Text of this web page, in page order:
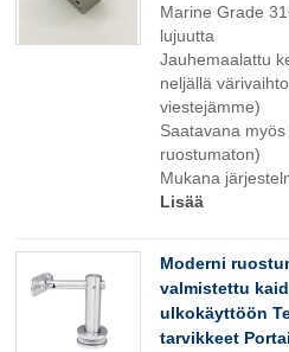
Marine Grade
lujuutta
Jauhemaalattu
neljällä
viestejämme)
Saatavana
ruostumaton)
Mukana
Lisää
Moderni
valmistettu
ulkokäyttöön
tarvikkeet